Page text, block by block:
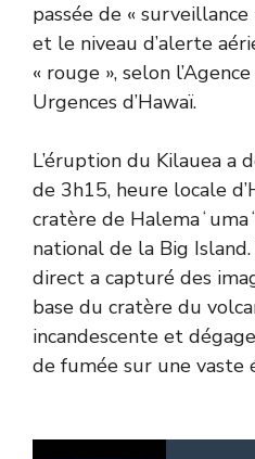
passée de «
et le niveau d’alerte
« rouge », selon
Urgences d’Hawaï.
L’éruption du Kilauea a
de 3h15, heure locale
cratère de
national de la Big
direct a capturé des
base du cratère du
incandescente et
de fumée sur une vaste